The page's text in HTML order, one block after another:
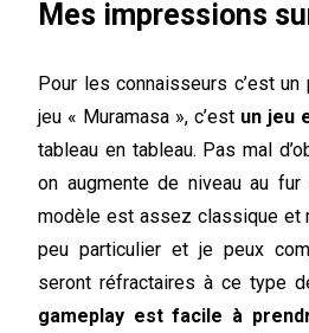
Mes impressions
Pour les connaisseurs c’est un
jeu « Muramasa », c’est un jeu
tableau en tableau. Pas mal
on augmente de niveau au
modèle est assez classique et
peu particulier et je peux
seront réfractaires à ce type
gameplay est facile à